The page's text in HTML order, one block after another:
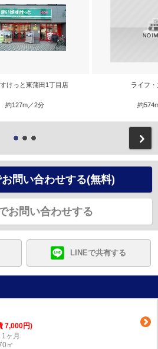
けっと東蒲田1丁目店
約127m／2分
ライフ
約
問い合わせする(無料)
お問い合わせする
LINEで共有する
7,000円)
ヶ月
㎡